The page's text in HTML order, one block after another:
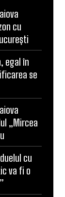
cu
egal în
se
„Mircea
cu
va fi o